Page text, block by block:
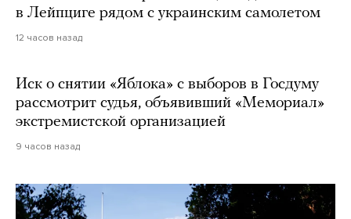
в Лейпциге рядом с украинским самолетом
12 часов назад
Иск о снятии «Яблока» с выборов в Госдуму
рассмотрит судья, объявивший «Мемориал»
экстремистской организацией
9 часов назад